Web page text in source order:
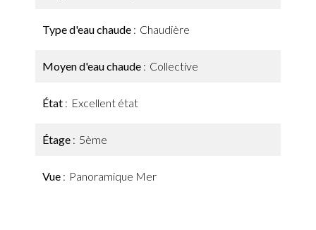
Type d'eau chaude Chaudière
Moyen d'eau chaude Collective
État Excellent état
Étage 5ème
Vue Panoramique Mer